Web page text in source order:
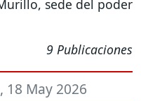
sede del poder
9 Publicaciones
18 May 2026